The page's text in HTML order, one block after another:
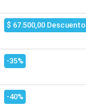
$ 67.500,00 Descuento
-35%
-40%